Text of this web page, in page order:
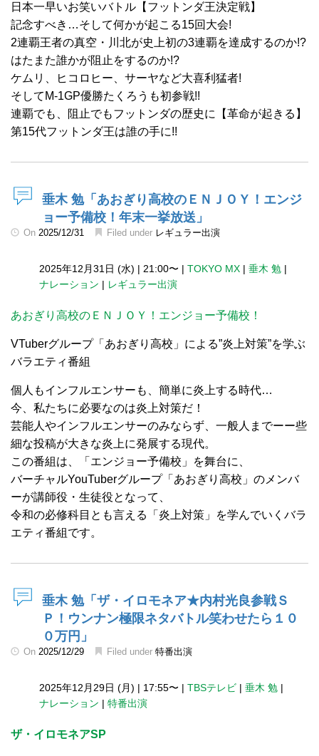
日本一早いお笑いバトル【フットンダ王決定戦】
記念すべき…そして何かが起こる15回大会!
2連覇王者の真空・川北が史上初の3連覇を達成するのか!?
はたまた誰かが阻止をするのか!?
ケムリ、ヒコロヒー、サーヤなど大喜利猛者!
そしてM-1GP優勝たくろうも初参戦!!
連覇でも、阻止でもフットンダの歴史に【革命が起きる】
第15代フットンダ王は誰の手に!!
垂木 勉「あおぎり高校のＥＮＪＯＹ！エンジ
ョー予備校！年末一挙放送」
On 2025/12/31 Filed under レギュラー出演
2025年12月31日 (水) | 21:00〜 | TOKYO MX | 垂木 勉 |
ナレーション | レギュラー出演
あおぎり高校のＥＮＪＯＹ！エンジョー予備校！
VTuberグループ「あおぎり高校」による”炎上対策”を学ぶ
バラエティ番組
個人もインフルエンサーも、簡単に炎上する時代…
今、私たちに必要なのは炎上対策だ！
芸能人やインフルエンサーのみならず、一般人までーー些
細な投稿が大きな炎上に発展する現代。
この番組は、「エンジョー予備校」を舞台に、
バーチャルYouTuberグループ「あおぎり高校」のメンバ
ーが講師役・生徒役となって、
令和の必修科目とも言える「炎上対策」を学んでいくバラ
エティ番組です。
垂木 勉「ザ・イロモネア★内村光良参戦Ｓ
Ｐ！ウンナン極限ネタバトル笑わせたら１０
０万円」
On 2025/12/29 Filed under 特番出演
2025年12月29日 (月) | 17:55〜 | TBSテレビ | 垂木 勉 |
ナレーション | 特番出演
ザ・イロモネアSP